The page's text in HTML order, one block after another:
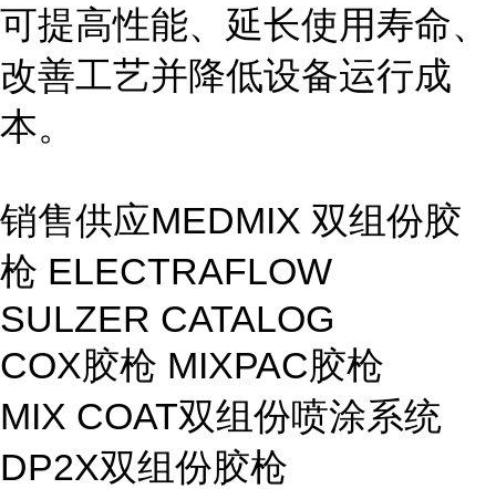
可提高性能、延长使用寿命、
改善工艺并降低设备运行成
本。
销售供应MEDMIX 双组份胶
枪 ELECTRAFLOW
SULZER CATALOG
COX胶枪 MIXPAC胶枪
MIX COAT双组份喷涂系统
DP2X双组份胶枪